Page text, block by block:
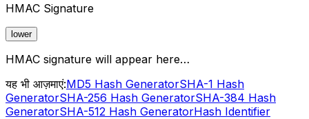
HMAC Signature
lower
HMAC signature will appear here…
यह भी आज़माएं:MD5 Hash GeneratorSHA-1 Hash
GeneratorSHA-256 Hash GeneratorSHA-384 Hash
GeneratorSHA-512 Hash GeneratorHash Identifier